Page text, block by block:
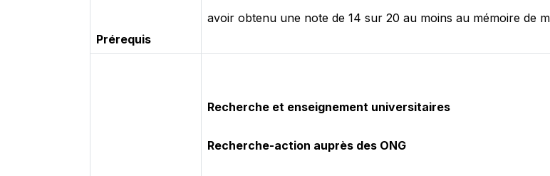
Prérequis
avoir obtenu une note de 14 sur 20 au moins au mémoire de
Recherche et enseignement universitaires
Recherche-action auprès des ONG